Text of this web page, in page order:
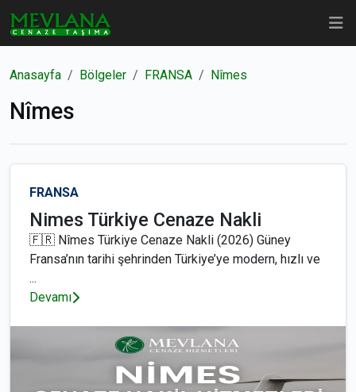
Anasayfa Bölgeler FRANSA Nîmes
Nîmes
FRANSA
Nimes Türkiye Cenaze Nakli
🇫🇷 Nîmes Türkiye Cenaze Nakli (2026) Güney
Fransa’nın tarihi şehrinden Türkiye’ye modern, hızlı ve
...
Devamı